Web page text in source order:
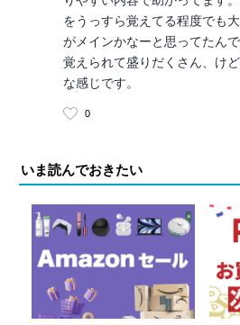
をうっすら覚えてる程度でも
がメインかなーと思ってたん
覚えられて盛りだくさん、け
な感じです。
0
いま読んでおきたい